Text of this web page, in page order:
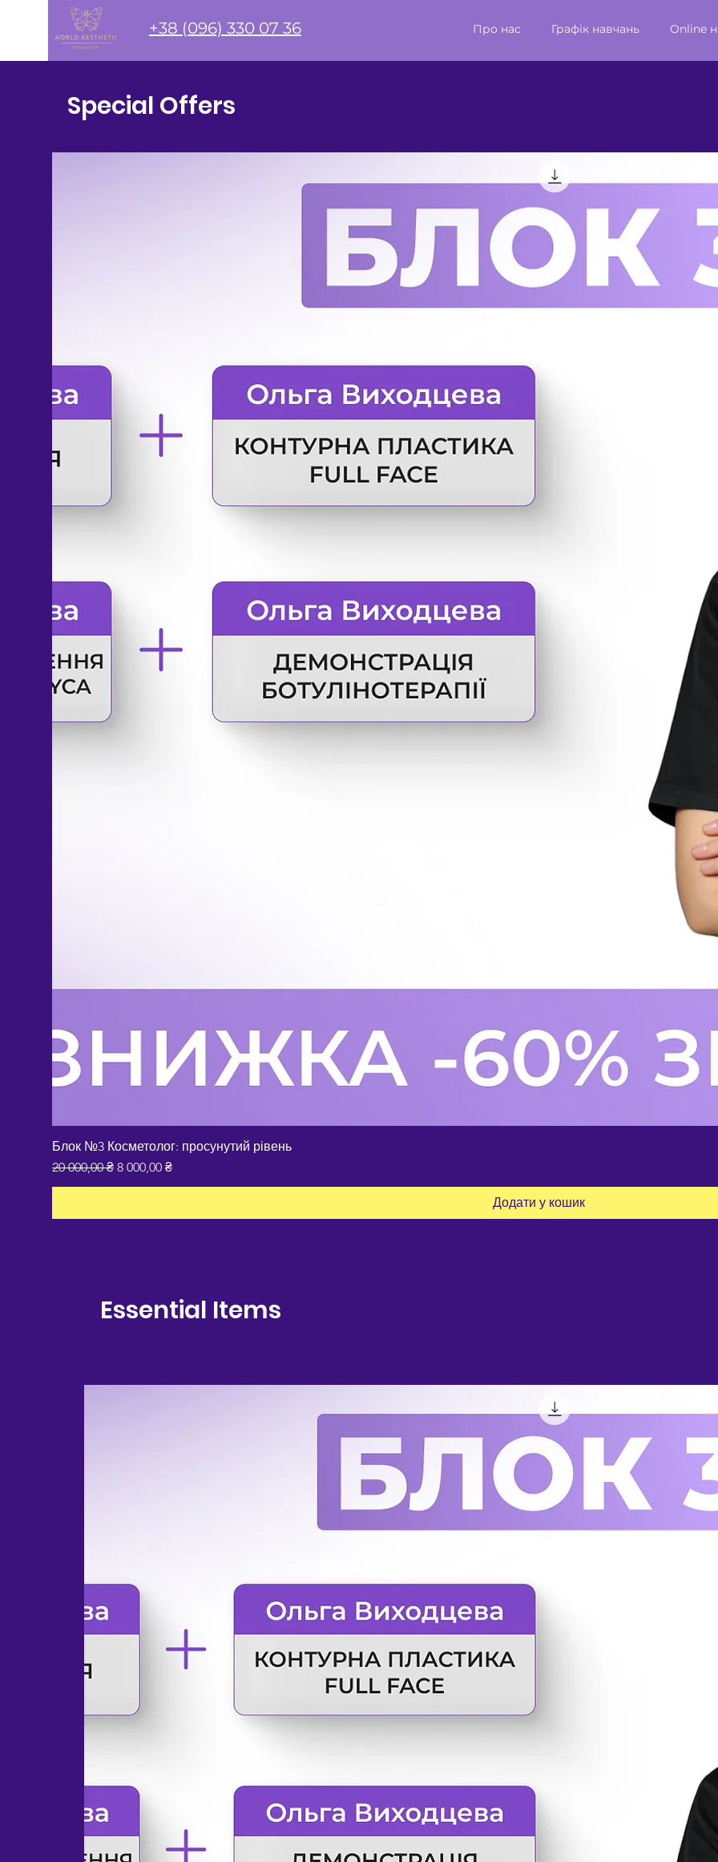
+38 (096) 330 07 36 Про нас Графік навчань Online
Special Offers
Блок №3 Косметолог: просунутий рівень
Звичайна ціна
20 000,00 ₴ За розпродажем
8 000,00 ₴
Додати у кошик
Essential Items